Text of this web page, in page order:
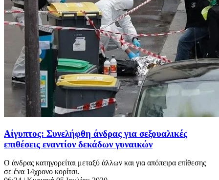
Αίγυπτος: Συνελήφθη άνδρας για σεξουαλικές
επιθέσεις εναντίον δεκάδων γυναικών
Ο άνδρας κατηγορείται μεταξύ άλλων και για απόπειρα επίθεσης
σε ένα 14χρονο κορίτσι.